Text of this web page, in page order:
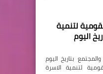
لتنمية
اليوم
بتاريخ اليوم
القومية لتنمية الاسرة